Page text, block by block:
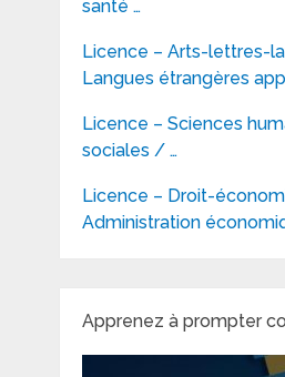
santé …
Licence – Arts-lettres-
Langues étrangères
Licence – Sciences
sociales / …
Licence – Droit-
Administration
Apprenez à prompter